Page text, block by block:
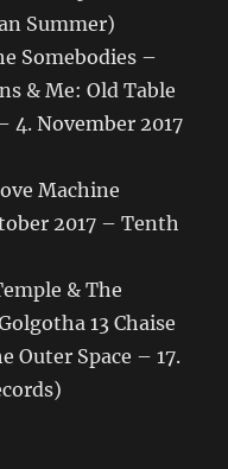
Summer)
Somebodies –
& Me: Old Table
4. November 2017
Machine
2017 – Tenth
& The
13 Chaise
Outer Space – 17.